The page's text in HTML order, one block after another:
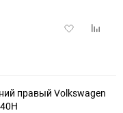
Добавить
правый Volkswagen